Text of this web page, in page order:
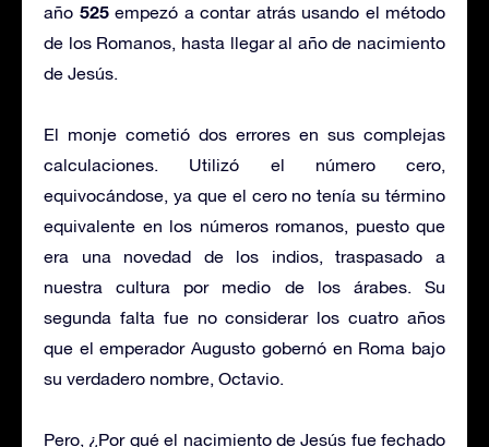
año 525empezó a contar atrás usando el método
de los Romanos, hasta llegar al año de nacimiento
de Jesús.
El monje cometió dos errores en sus complejas
calculaciones. Utilizó el número cero,
equivocándose, ya que el cero no tenía su término
equivalente en los números romanos, puesto que
era una novedad de los indios, traspasado a
nuestra cultura por medio de los árabes. Su
segunda falta fue no considerar los cuatro años
que el emperador Augusto gobernó en Roma bajo
su verdadero nombre, Octavio.
Pero, ¿Por qué el nacimiento de Jesús fue fechado